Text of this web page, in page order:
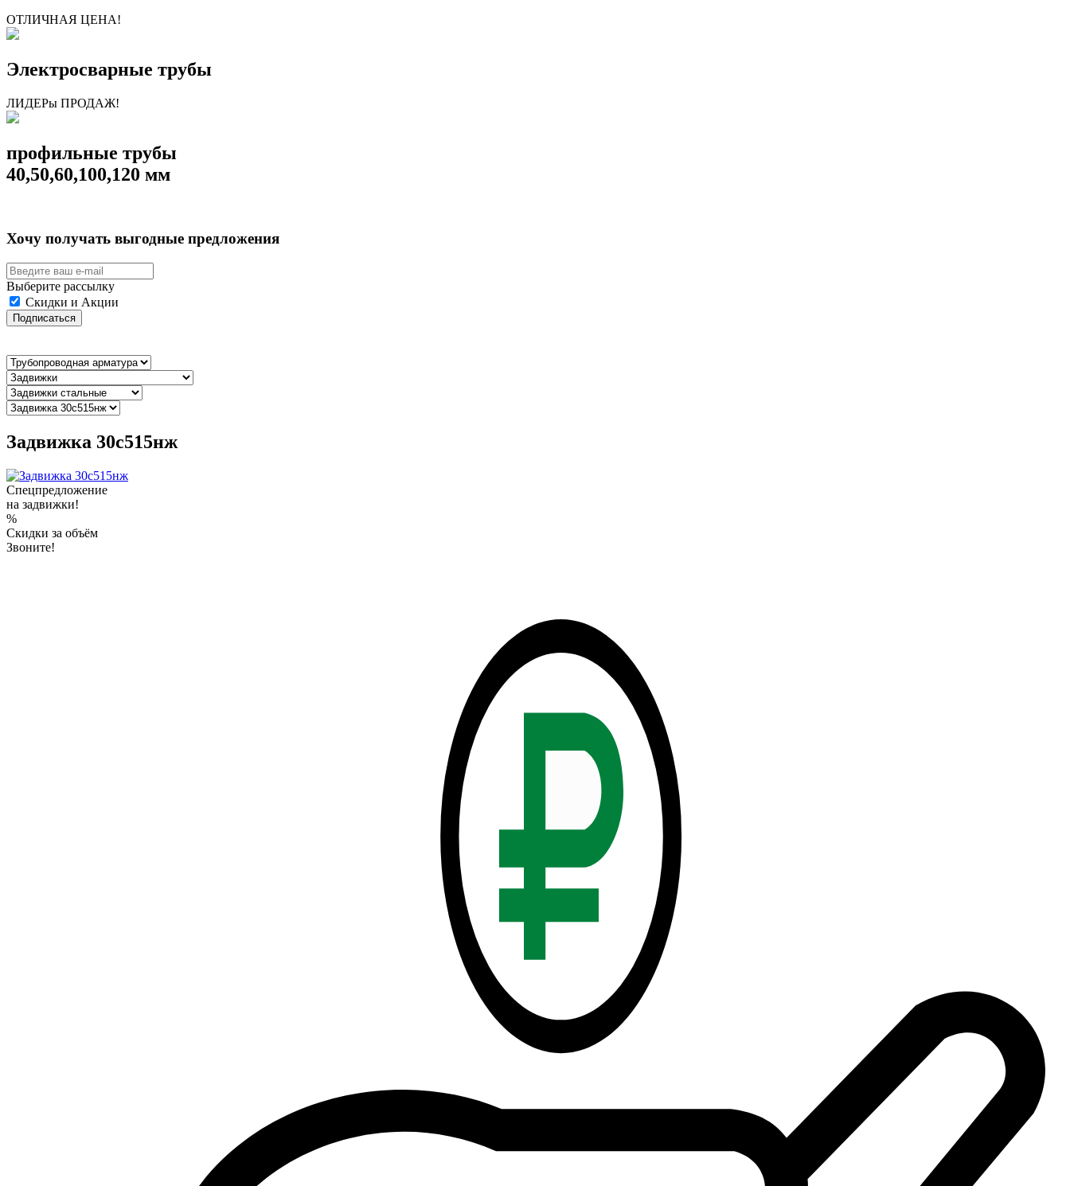
ОТЛИЧНАЯ ЦЕНА!
Электросварные трубы
ЛИДЕРы ПРОДАЖ!
профильные трубы
40,50,60,100,120 мм
Хочу получать выгодные предложения
Выберите рассылку
Скидки и Акции
Подписаться
Задвижка 30с515нж
Спецпредложение
на задвижки!
%
Скидки за объём
Звоните!